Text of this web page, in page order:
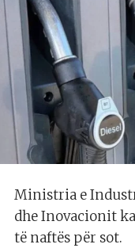
Ministria e
dhe Inovacionit
të naftës për sot.